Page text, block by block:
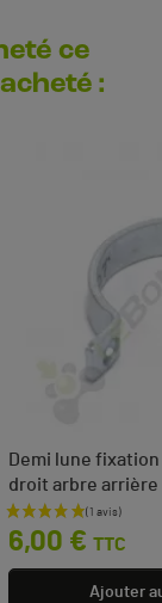
ce
:
Demi lune
droit arbre arrière
Prix
6,00 € TTC
Ajouter